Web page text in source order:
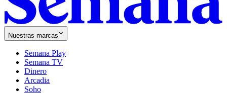
Nuestras marcas
Semana Play
Semana TV
Dinero
Arcadia
Soho